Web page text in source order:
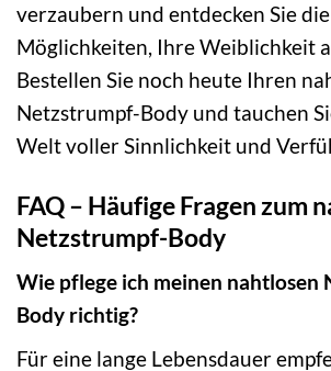
verzaubern und entdecken Sie
Möglichkeiten, Ihre Weiblichkeit
Bestellen Sie noch heute Ihren
Netzstrumpf-Body und tauchen
Welt voller Sinnlichkeit und
FAQ – Häufige Fragen zum
Netzstrumpf-Body
Wie pflege ich meinen nahtlosen
Body richtig?
Für eine lange Lebensdauer